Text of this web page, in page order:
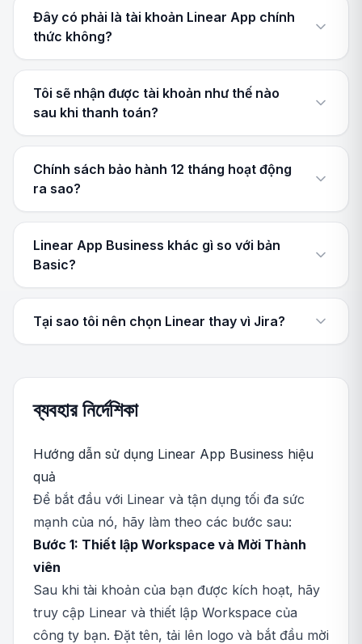
Đây có phải là tài khoản Linear App chính
thức không?
Tôi sẽ nhận được tài khoản như thế nào
sau khi thanh toán?
Chính sách bảo hành 12 tháng hoạt động
ra sao?
Linear App Business khác gì so với bản
Basic?
Tại sao tôi nên chọn Linear thay vì Jira?
ব্যবহার নির্দেশিকা
Hướng dẫn sử dụng Linear App Business hiệu
quả
Để bắt đầu với Linear và tận dụng tối đa sức
mạnh của nó, hãy làm theo các bước sau:
Bước 1: Thiết lập Workspace và Mời Thành
viên
Sau khi tài khoản của bạn được kích hoạt, hãy
truy cập Linear và thiết lập Workspace của
công ty bạn. Đặt tên, tải lên logo và bắt đầu mời